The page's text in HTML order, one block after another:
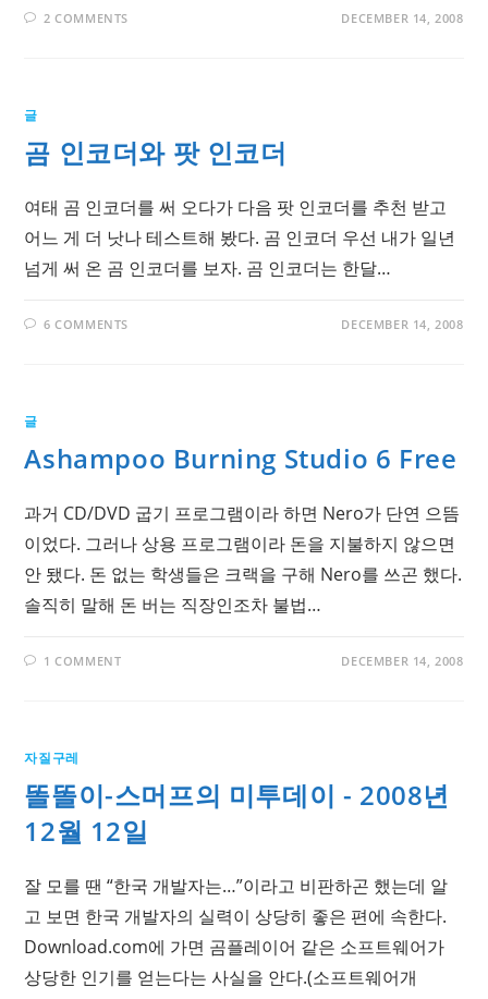
2 COMMENTS DECEMBER 14, 2008
글
곰 인코더와 팟 인코더
여태 곰 인코더를 써 오다가 다음 팟 인코더를 추천 받고
어느 게 더 낫나 테스트해 봤다. 곰 인코더 우선 내가 일년
넘게 써 온 곰 인코더를 보자. 곰 인코더는 한달…
6 COMMENTS DECEMBER 14, 2008
글
Ashampoo Burning Studio 6 Free
과거 CD/DVD 굽기 프로그램이라 하면 Nero가 단연 으뜸
이었다. 그러나 상용 프로그램이라 돈을 지불하지 않으면
안 됐다. 돈 없는 학생들은 크랙을 구해 Nero를 쓰곤 했다.
솔직히 말해 돈 버는 직장인조차 불법…
1 COMMENT DECEMBER 14, 2008
자질구레
똘똘이-스머프의 미투데이 - 2008년
12월 12일
잘 모를 땐 “한국 개발자는…”이라고 비판하곤 했는데 알
고 보면 한국 개발자의 실력이 상당히 좋은 편에 속한다.
Download.com에 가면 곰플레이어 같은 소프트웨어가
상당한 인기를 얻는다는 사실을 안다.(소프트웨어개